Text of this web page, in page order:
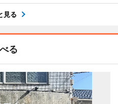
見る
る